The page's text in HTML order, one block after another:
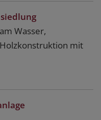
Wasser,
mit